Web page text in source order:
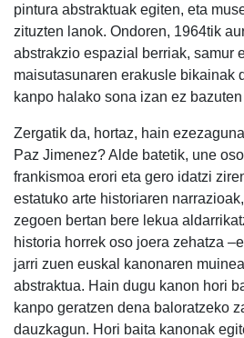
pintura abstraktuak egiten, eta
zituzten lanok. Ondoren, 1964tik
abstrakzio espazial berriak, samur
maisutasunaren erakusle bikainak
kanpo halako sona izan ez bazuten
Zergatik da, hortaz, hain
Paz Jimenez? Alde batetik, une
frankismoa erori eta gero idatzi
estatuko arte historiaren
zegoen bertan bere lekua
historia horrek oso joera zehatza
jarri zuen euskal kanonaren
abstraktua. Hain dugu kanon hori
kanpo geratzen dena baloratzeko
dauzkagun. Hori baita kanonak